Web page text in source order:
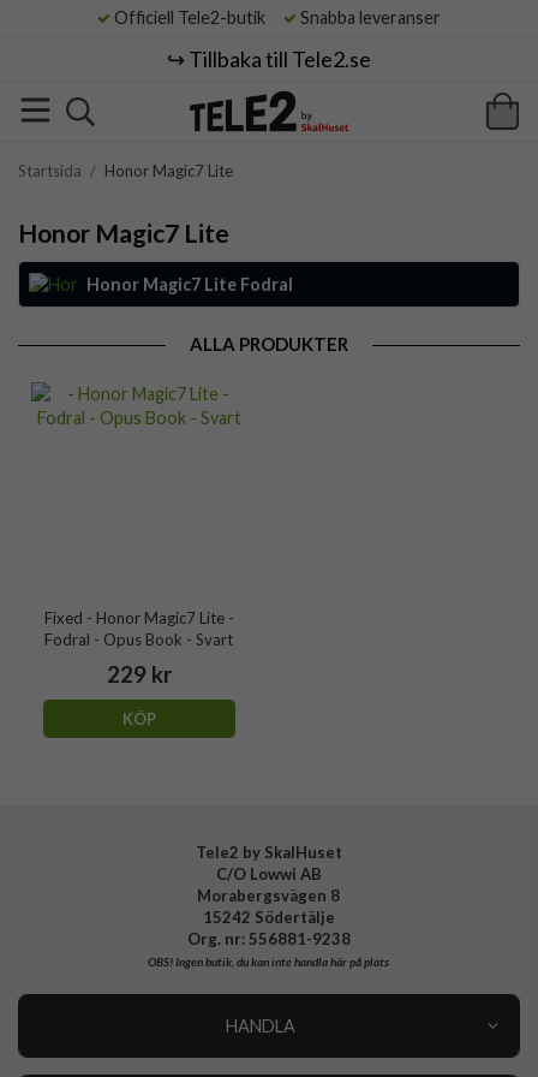
Officiell Tele2-butik Snabba leveranser
↪️ Tillbaka till Tele2.se
Startsida / Honor Magic7 Lite
Honor Magic7 Lite
Honor Magic7 Lite Fodral
ALLA PRODUKTER
Fixed - Honor Magic7 Lite -
Fodral - Opus Book - Svart
229 kr
KÖP
Tele2 by SkalHuset
C/O Lowwi AB
Morabergsvägen 8
15242 Södertälje
Org. nr: 556881-9238
OBS!Ingen butik, du kan inte handla här på plats
HANDLA